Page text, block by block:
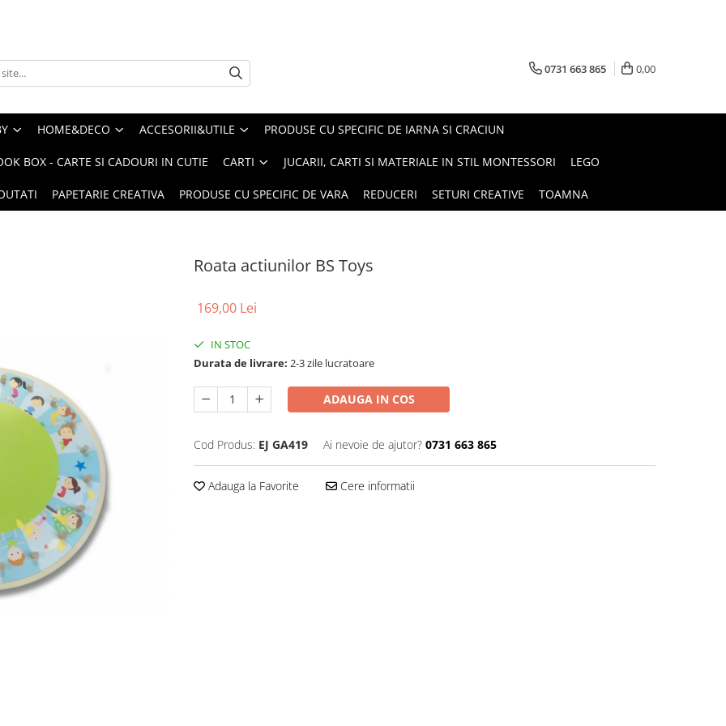
0731 663 865 0,00
HOME&DECO ACCESORII&UTILE PRODUSE CU SPECIFIC DE IARNA SI CRACIUN
BOX - CARTE SI CADOURI IN CUTIE CARTI JUCARII, CARTI SI MATERIALE IN STIL MONTESSORI LEGO
PAPETARIE CREATIVA PRODUSE CU SPECIFIC DE VARA REDUCERI SETURI CREATIVE TOAMNA
Roata actiunilor BS Toys
169,00 Lei
IN STOC
Durata de livrare: 2-3 zile lucratoare
ADAUGA IN COS
Cod Produs: EJ GA419 Ai nevoie de ajutor? 0731 663 865
Adauga la Favorite Cere informatii